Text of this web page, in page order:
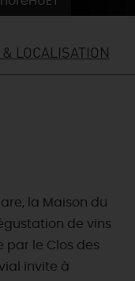
LOCALISATION
la Maison du
de vins
par le Clos des
invite à